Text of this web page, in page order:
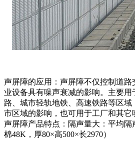
声屏障的应用：声屏障不仅控制道
业设备具有噪声衰减的影响。主要
路、城市轻轨地铁、高速铁路等区
市区域的影响，也可用于工厂和其
声屏障产品特点：隔声量大：平均隔
棉48K，厚80×高500×长2970）